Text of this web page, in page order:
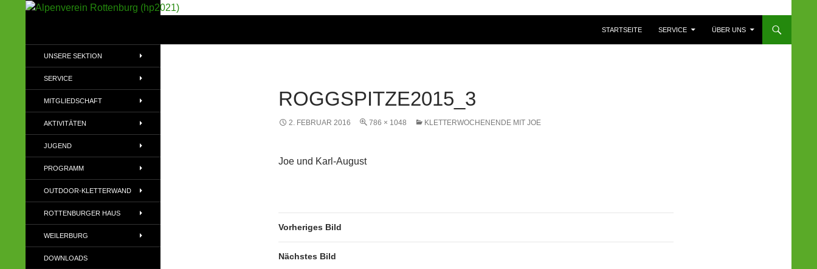
STARTSEITE
SERVICE ÜBER UNS
ROGGSPITZE2015_3
2. FEBRUAR 2016 786 × 1048 KLETTERWOCHENENDE MIT JOE
Joe und Karl-August
Vorheriges Bild
Nächstes Bild
(DAV)
UNSERE SEKTION
SERVICE
MITGLIEDSCHAFT
AKTIVITÄTEN
JUGEND
PROGRAMM
OUTDOOR-KLETTERWAND
ROTTENBURGER HAUS
WEILERBURG
DOWNLOADS